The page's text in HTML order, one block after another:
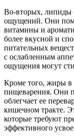
Во-вторых, липиды
ощущений. Они
витамины и
более вкусной и
питательных
с ослабленным
ощущения могут
Кроме того, жиры в
пищеварения. Они
облегчает ее
кишечном тракте.
которые требуют
эффективного